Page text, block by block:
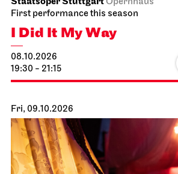
First performance this season
I Did It My Way
08.10.2026
19:30 - 21:15
Fri, 09.10.2026